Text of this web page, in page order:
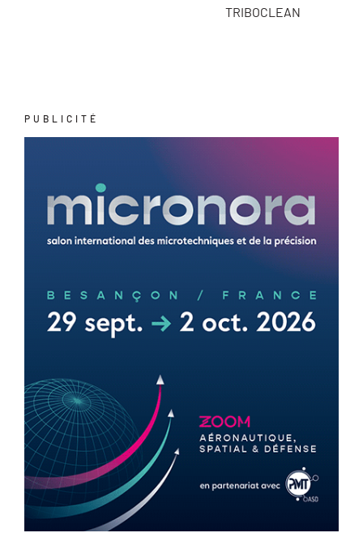
TRIBOCLEAN
PUBLICITÉ